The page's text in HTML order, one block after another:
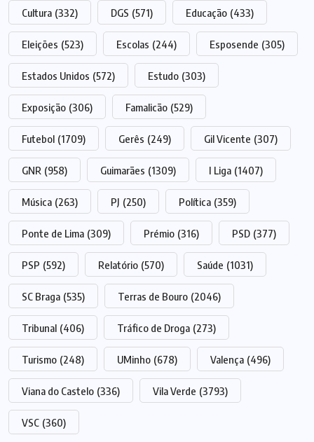
Cultura (332) DGS (571) Educação (433)
Eleições (523) Escolas (244) Esposende (305)
Estados Unidos (572) Estudo (303)
Exposição (306) Famalicão (529)
Futebol (1709) Gerês (249) Gil Vicente (307)
GNR (958) Guimarães (1309) I Liga (1407)
Música (263) PJ (250) Política (359)
Ponte de Lima (309) Prémio (316) PSD (377)
PSP (592) Relatório (570) Saúde (1031)
SC Braga (535) Terras de Bouro (2046)
Tribunal (406) Tráfico de Droga (273)
Turismo (248) UMinho (678) Valença (496)
Viana do Castelo (336) Vila Verde (3793)
VSC (360)